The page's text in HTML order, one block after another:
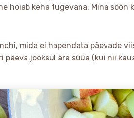
hoiab keha tugevana. Mina söön
mida ei hapendata päevade
päeva jooksul ära süüa (kui nii